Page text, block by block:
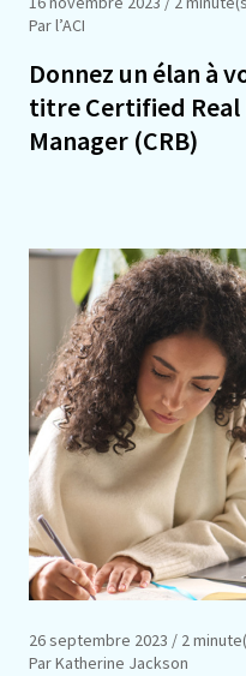
Par l’ACI
Donnez un élan à
titre Certified Real
Manager (CRB)
26 septembre 2023 / 2
Par Katherine Jackson